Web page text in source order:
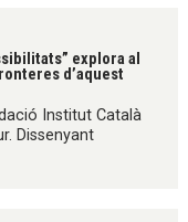
explora al
d’aquest
Institut Català
Dissenyant